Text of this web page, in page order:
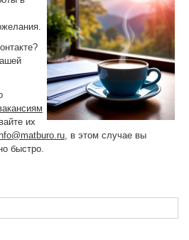
их
, в этом случае вы
быстро.